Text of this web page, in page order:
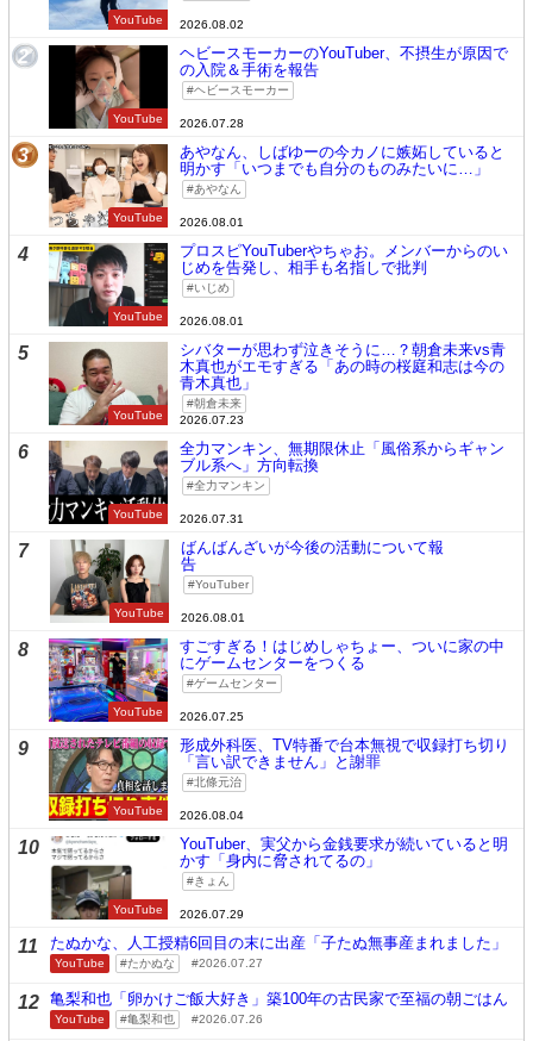
YouTube 2026.08.02
2
YouTube
ヘビースモーカーのYouTuber、不摂生が原因で
の入院＆手術を報告
ヘビースモーカー
2026.07.28
3
YouTube
あやなん、しばゆーの今カノに嫉妬していると
明かす「いつまでも自分のものみたいに…」
あやなん
2026.08.01
4
YouTube
プロスピYouTuberやちゃお。メンバーからのい
じめを告発し、相手も名指しで批判
いじめ
2026.08.01
5
YouTube
シバターが思わず泣きそうに…？朝倉未来vs青
木真也がエモすぎる「あの時の桜庭和志は今の
青木真也」
朝倉未来
2026.07.23
6
YouTube
全力マンキン、無期限休止「風俗系からギャン
ブル系へ」方向転換
全力マンキン
2026.07.31
7
YouTube
ばんばんざいが今後の活動について報
告
YouTuber
2026.08.01
8
YouTube
すごすぎる！はじめしゃちょー、ついに家の中
にゲームセンターをつくる
ゲームセンター
2026.07.25
9
YouTube
形成外科医、TV特番で台本無視で収録打ち切り
「言い訳できません」と謝罪
北條元治
2026.08.04
10
YouTube
YouTuber、実父から金銭要求が続いていると明
かす「身内に脅されてるの」
きょん
2026.07.29
11 たぬかな、人工授精6回目の末に出産「子たぬ無事産まれました」
YouTube たかぬな 2026.07.27
12 亀梨和也「卵かけご飯大好き」築100年の古民家で至福の朝ごはん
YouTube 亀梨和也 2026.07.26